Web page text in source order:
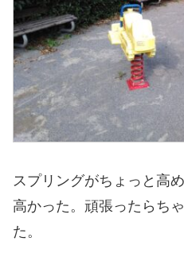
スプリングがちょっと高
高かった。頑張ったらち
た。